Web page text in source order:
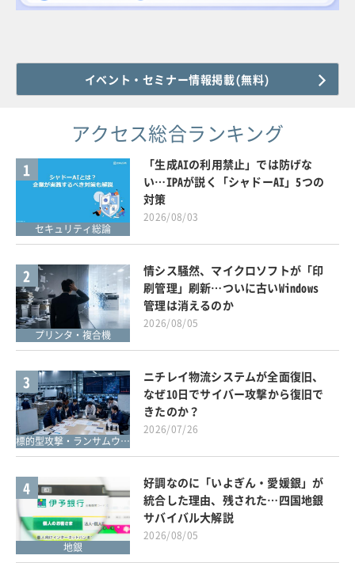
イベント・セミナー情報掲載(無料)
アクセス総合ランキング
1
セキュリティ総論
「生成AIの利用禁止」では防げな
い…IPAが説く「シャドーAI」5つの
対策
2026/08/03
2
プリンタ・複合機
情シス騒然、マイクロソフトが「印
刷管理」刷新…ついに古いWindows
管理は消えるのか
2026/08/05
3
標的型攻撃・ランサムウェア対策
ニチレイ物流システムが全面復旧、
なぜ10日でサイバー攻撃から復旧で
きたのか？
2026/07/26
4
地銀
好調なのに「いよぎん・愛媛銀」が
統合した理由、残された…四国地銀
サバイバル大解説
2026/08/05